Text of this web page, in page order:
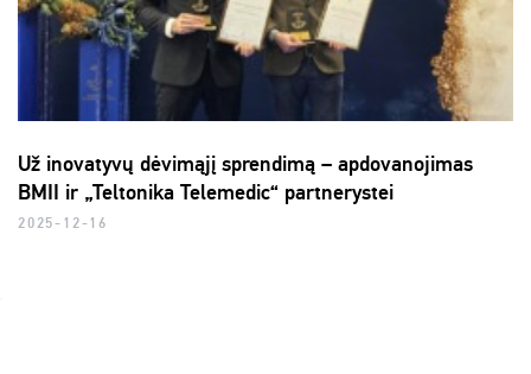
Už inovatyvų dėvimąjį sprendimą – apdovanojimas
BMII ir „Teltonika Telemedic“ partnerystei
2025-12-16